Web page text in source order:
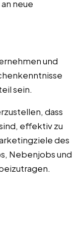
neue
und
sein.
dass
effektiv zu
des
Nebenjobs und